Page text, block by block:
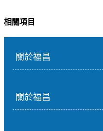
相關項目
Decor
quisque
sollicitudin
關於福昌
關於福昌